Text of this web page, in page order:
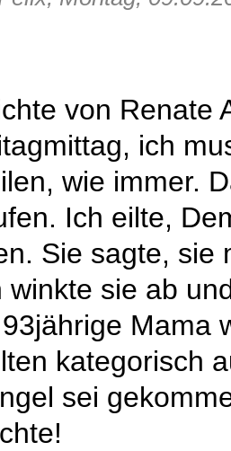
von Renate
ich
wie immer.
Ich eilte,
Sie sagte, sie
winkte sie ab
Mama
kategorisch
sei